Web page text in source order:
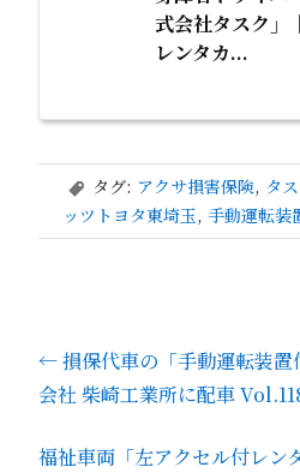
式会社タスク」
レンタカ...
, タグ: アクサ損害保険, タ
ッツトヨタ東埼玉, 手動運転装
←損保代車の「手動運転装
会社 柴崎工業所に配車
福祉車両「左アクセル付レン